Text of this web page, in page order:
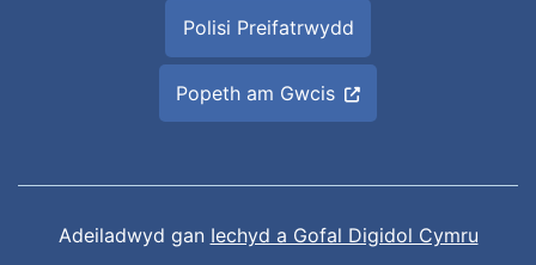
Polisi Preifatrwydd
Popeth am Gwcis
Adeiladwyd gan Iechyd a Gofal Digidol Cymru